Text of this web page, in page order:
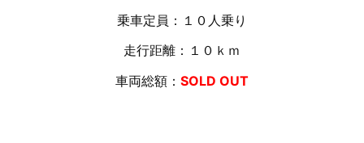
乗車定員：１０人乗り
走行距離：１０ ｋｍ
車両総額： SOLD OUT